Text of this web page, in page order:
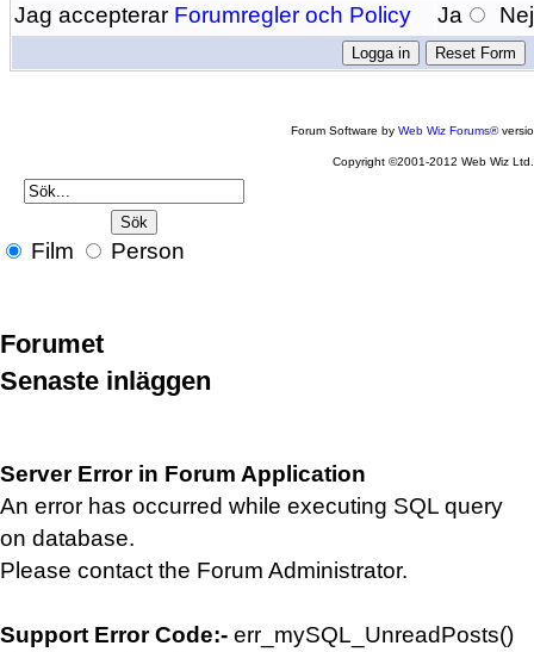
Jag accepterar Forumregler och Policy Ja Nej
Forum Software byWeb Wiz Forums®
Copyright ©2001-2012 Web Wiz Ltd.
Film Person
Forumet
Senaste inläggen
Server Error in Forum Application
An error has occurred while executing SQL query
on database.
Please contact the Forum Administrator.
Support Error Code:- err_mySQL_UnreadPosts()